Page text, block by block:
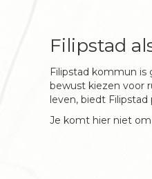
Filipstad
Filipstad kommun is
bewust kiezen voor
leven, biedt
Je komt hier niet